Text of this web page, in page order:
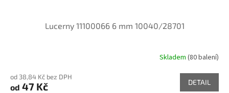
Lucerny 11100066 6 mm 10040/28701
Skladem (80 balení)
od 38,84 Kč bez DPH
od 47 Kč DETAIL